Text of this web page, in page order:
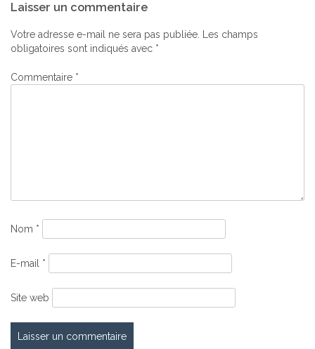
de
l’article
Laisser un commentaire
Votre adresse e-mail ne sera pas publiée. Les champs
obligatoires sont indiqués avec *
Commentaire *
Nom *
E-mail *
Site web